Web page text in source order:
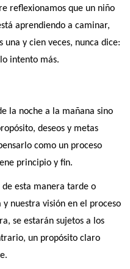
reflexionamos que un niño
aprendiendo a caminar,
una y cien veces, nunca dice:
intento más.
la noche a la mañana sino
deseos y metas
como un proceso
principio y fin.
de esta manera tarde o
nuestra visión en el proceso
se estarán sujetos a los
un propósito claro